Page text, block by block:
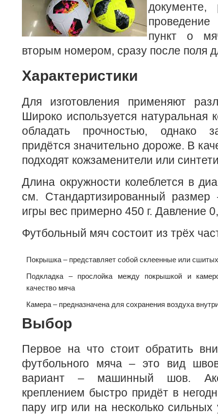
документе,
пункт о
вторым номером, сразу после поля
Характеристики
Для изготовления применяют
Широко используется натуральная
обладать прочностью, однако
придётся значительно дороже. В
подходят кожзаменители или
Длина окружности колеблется в
см. Стандартизированный
игры вес примерно 450 г. Давление
Футбольный мяч состоит из трёх
Покрышка – представляет собой склеенные или
Подкладка – прослойка между покрышкой и
качество мяча
Камера – предназначена для сохранения воздуха
Выбор
Первое на что стоит обратить
футбольного мяча – это вид
вариант – машинный шов.
креплением быстро придёт в
пару игр или на несколько